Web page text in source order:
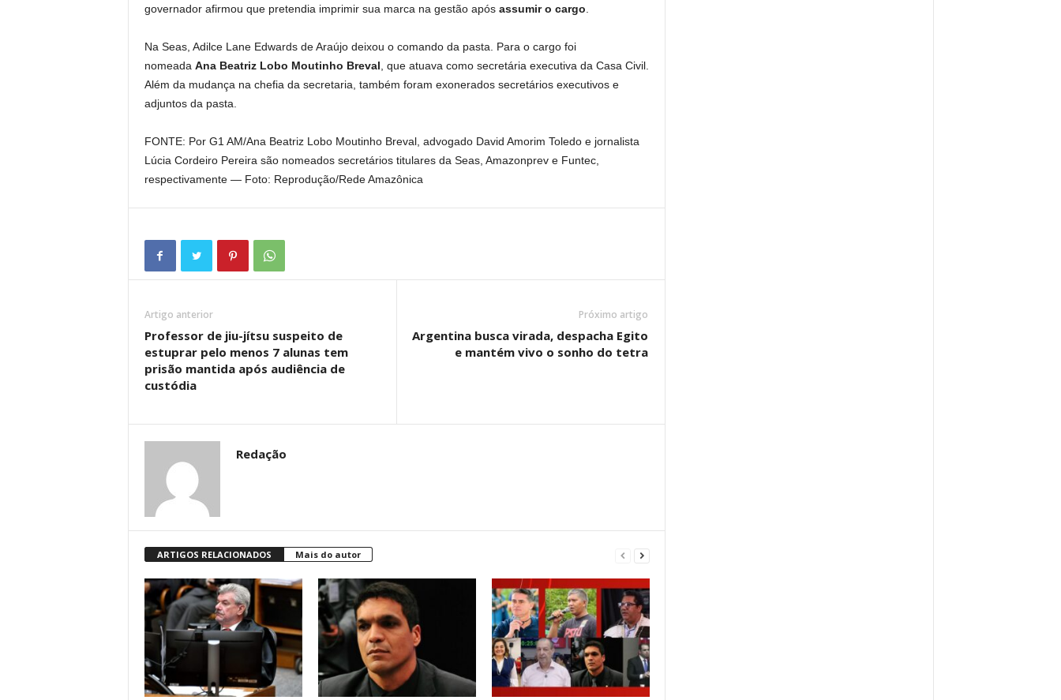
governador afirmou que pretendia imprimir sua marca na gestão após assumir o cargo
Na Seas, Adilce Lane Edwards de Araújo deixou o comando da pasta. Para o cargo foi
nomeada Ana Beatriz Lobo Moutinho Breval , que atuava como secretária executiva da Casa Civil.
Além da mudança na chefia da secretaria, também foram exonerados secretários executivos e
adjuntos da pasta.
FONTE: Por G1 AM/Ana Beatriz Lobo Moutinho Breval, advogado David Amorim Toledo e jornalista
Lúcia Cordeiro Pereira são nomeados secretários titulares da Seas, Amazonprev e Funtec,
respectivamente — Foto: Reprodução/Rede Amazônica
Artigo anterior
Professor de jiu-jítsu suspeito de
estuprar pelo menos 7 alunas tem
prisão mantida após audiência de
custódia
Próximo artigo
Argentina busca virada, despacha Egito
e mantém vivo o sonho do tetra
Redação
ARTIGOS RELACIONADOS Mais do autor